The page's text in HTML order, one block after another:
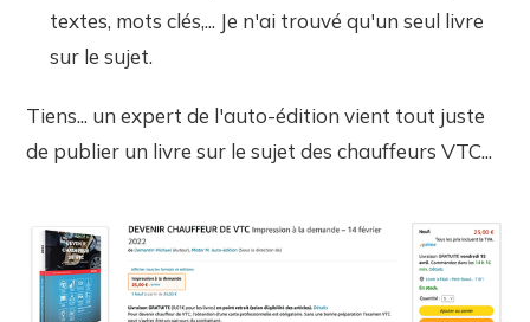
textes, mots clés,... Je n'ai trouvé qu'un seul livre
sur le sujet.
Tiens... un expert de l'auto-édition vient tout juste
de publier un livre sur le sujet des chauffeurs VTC...